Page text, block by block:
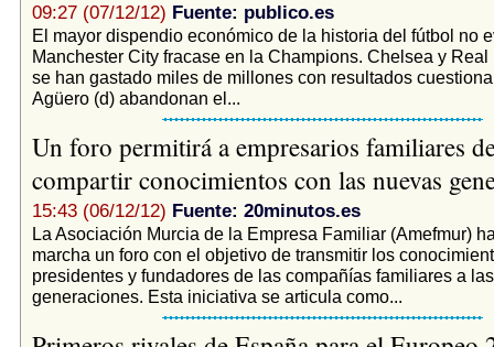
09:27 (07/12/12) Fuente: publico.es
El mayor dispendio económico de la historia del fútbol no
Manchester City fracase en la Champions. Chelsea y Real
se han gastado miles de millones con resultados
Agüero (d) abandonan el...
Un foro permitirá a empresarios familiares
compartir conocimientos con las nuevas
15:43 (06/12/12) Fuente: 20minutos.es
La Asociación Murcia de la Empresa Familiar (Amefmur)
marcha un foro con el objetivo de transmitir los
presidentes y fundadores de las compañías familiares a
generaciones. Esta iniciativa se articula como...